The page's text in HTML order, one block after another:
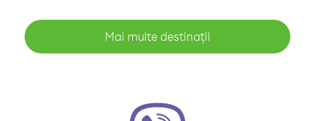
Mai multe destinații